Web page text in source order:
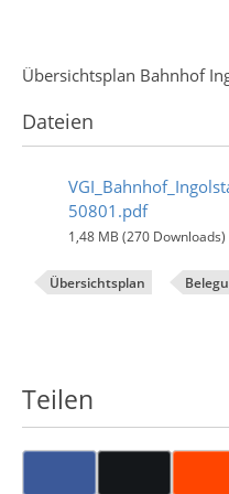
Übersichtsplan Bahnhof
Dateien
50801.pdf
1,48 MB (270 Downloads)
Übersichtsplan
Teilen